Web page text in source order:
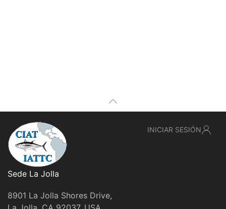
Sede La Jolla
8901 La Jolla Shores Drive,
INICIAR SESIÓN